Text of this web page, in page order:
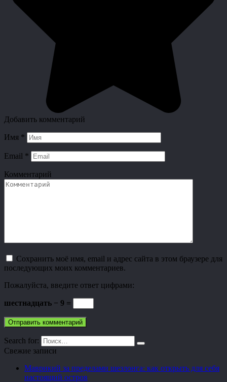
Добавить комментарий
Имя *
Email *
Комментарий
Сохранить моё имя, email и адрес сайта в этом браузере для
последующих моих комментариев.
Пожалуйста, введите ответ цифрами:
шестнадцать − 9 =
Search for:
Свежие записи
Маврикий за пределами шезлонга: как открыть для себя
настоящий остров